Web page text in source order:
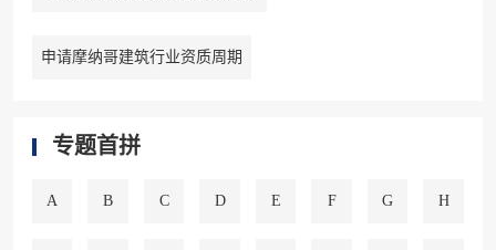
申请摩纳哥建筑行业资质周期
专题首拼
A B C D E F G H